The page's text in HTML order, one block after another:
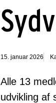
15. januar 2026
Alle 13
udvikling af